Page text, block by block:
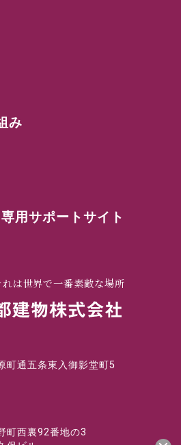
み
用サポートサイト
は世界で一番素敵な場所
町通五条東入御影堂町5
町西裏92番地の3